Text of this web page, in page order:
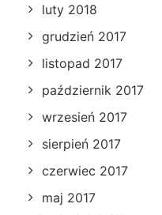
luty 2018
grudzień 2017
listopad 2017
październik 2017
wrzesień 2017
sierpień 2017
czerwiec 2017
maj 2017